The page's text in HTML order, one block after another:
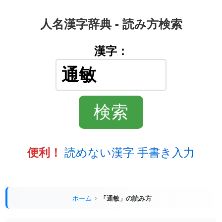
人名漢字辞典 - 読み方検索
漢字：
便利！ 読めない漢字 手書き入力
ホーム 「通敏」の読み方